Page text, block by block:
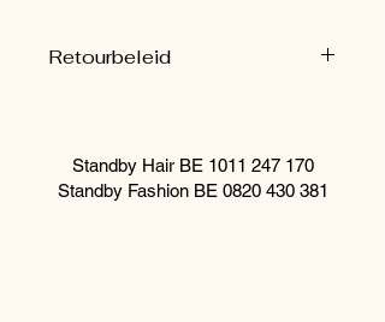
heeft een bijpassende riem die
kleine scrunch aan de knie.
Retourbeleid
Standby Hair BE 1011 247 170
Standby Fashion BE 0820 430 381